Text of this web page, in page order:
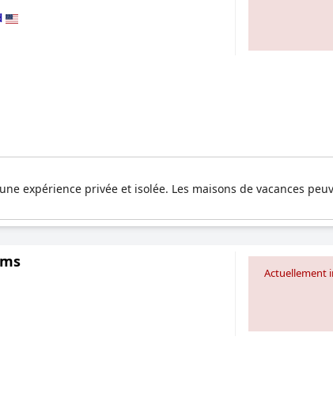
expérience privée et isolée. Les maisons de vacances
Actuellement